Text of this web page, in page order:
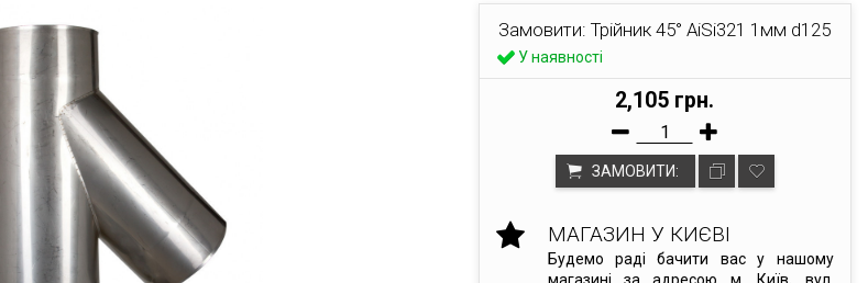
Замовити: Трійник 45° AiSi321 1мм d125
У наявності
2,105 грн.
ЗАМОВИТИ:
МАГАЗИН У КИЄВІ
Будемо раді бачити вас у нашому